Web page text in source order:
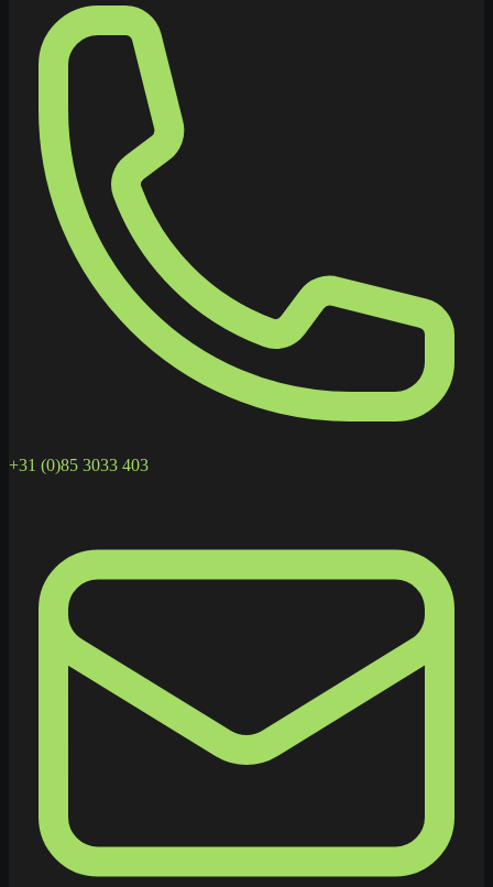
+31 (0)85 3033 403